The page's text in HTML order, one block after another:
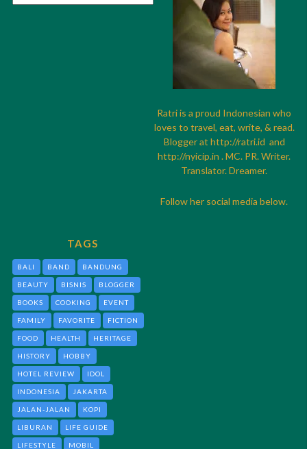
Ratri is a proud Indonesian who
loves to travel, eat, write, & read.
Blogger at http://ratri.id and
http://nyicip.in . MC. PR. Writer.
Translator. Dreamer.
Follow her social media below.
TAGS
BALI BAND BANDUNG
BEAUTY BISNIS BLOGGER
BOOKS COOKING EVENT
FAMILY FAVORITE FICTION
FOOD HEALTH HERITAGE
HISTORY HOBBY
HOTEL REVIEW IDOL
INDONESIA JAKARTA
JALAN-JALAN KOPI
LIBURAN LIFE GUIDE
LIFESTYLE MOBIL